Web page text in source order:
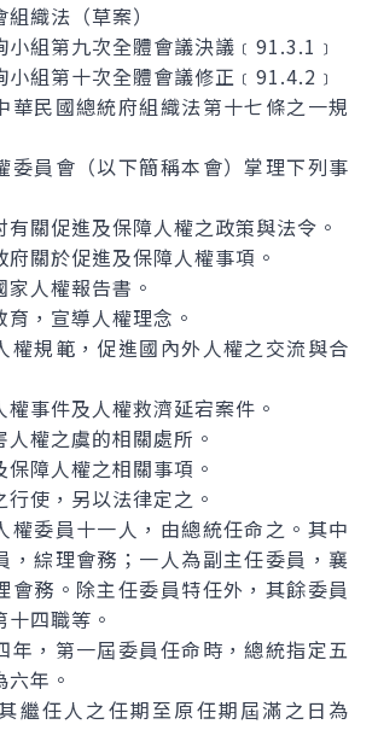
織法（草案）
組第九次全體會議決議﹝91.3.1﹞
組第十次全體會議修正﹝91.4.2﹞
華民國總統府組織法第十七條之一規
委員會（以下簡稱本會）掌理下列事
有關促進及保障人權之政策與法令。
關於促進及保障人權事項。
人權報告書。
，宣導人權理念。
權規範，促進國內外人權之交流與合
事件及人權救濟延宕案件。
權之虞的相關處所。
障人權之相關事項。
使，另以法律定之。
權委員十一人，由總統任命之。其中
，綜理會務；一人為副主任委員，襄
會務。除主任委員特任外，其餘委員
四職等。
年，第一屆委員任命時，總統指定五
年。
繼任人之任期至原任期屆滿之日為